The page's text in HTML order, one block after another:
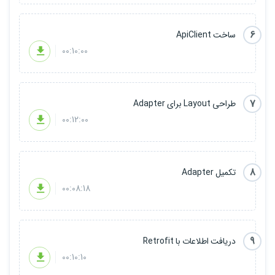
6
ساخت ApiClient
00:10:00
7
طراحی Layout برای Adapter
00:12:00
8
تکمیل Adapter
00:08:18
9
دریافت اطلاعات با Retrofit
00:10:10